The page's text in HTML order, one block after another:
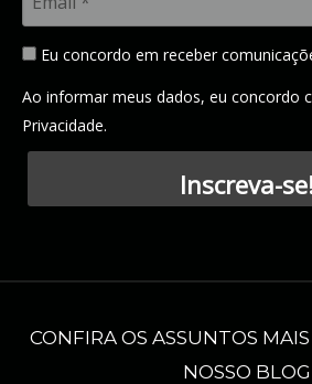
Eu concordo em receber
Ao informar meus dados, eu concordo
Privacidade.
Inscreva-
CONFIRA OS ASSUNTOS
NOSSO BLOG